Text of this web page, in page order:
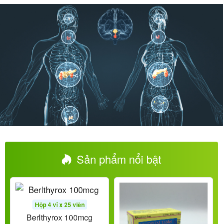
Sản phẩm nổi bật
Hộp 4 vỉ x 25 viên
Berlthyrox 100mcg